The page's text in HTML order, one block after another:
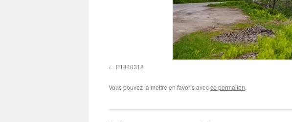
P1840318
Vous pouvez la mettre en favoris avecce permalien.